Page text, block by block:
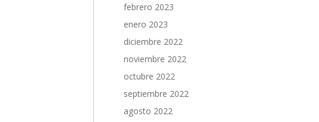
febrero 2023
enero 2023
diciembre 2022
noviembre 2022
octubre 2022
septiembre 2022
agosto 2022